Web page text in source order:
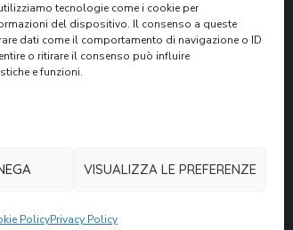
tecnologie come i cookie per
del dispositivo. Il consenso a queste
dati come il comportamento di navigazione o ID
o ritirare il consenso può influire
e funzioni.
VISUALIZZA LE PREFERENZE
PolicyPrivacy Policy